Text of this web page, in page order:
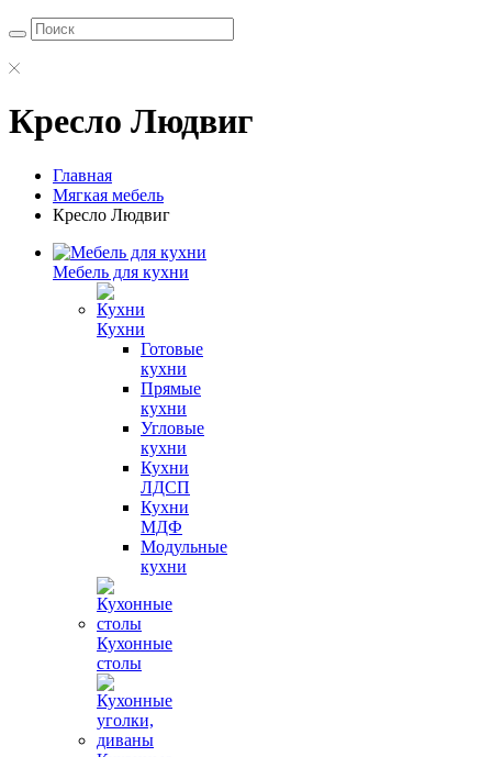
Кресло Людвиг
Главная
Мягкая мебель
Кресло Людвиг
Мебель для кухни
Кухни
Готовые
кухни
Прямые
кухни
Угловые
кухни
Кухни
ЛДСП
Кухни
МДФ
Модульные
кухни
Кухонные
столы